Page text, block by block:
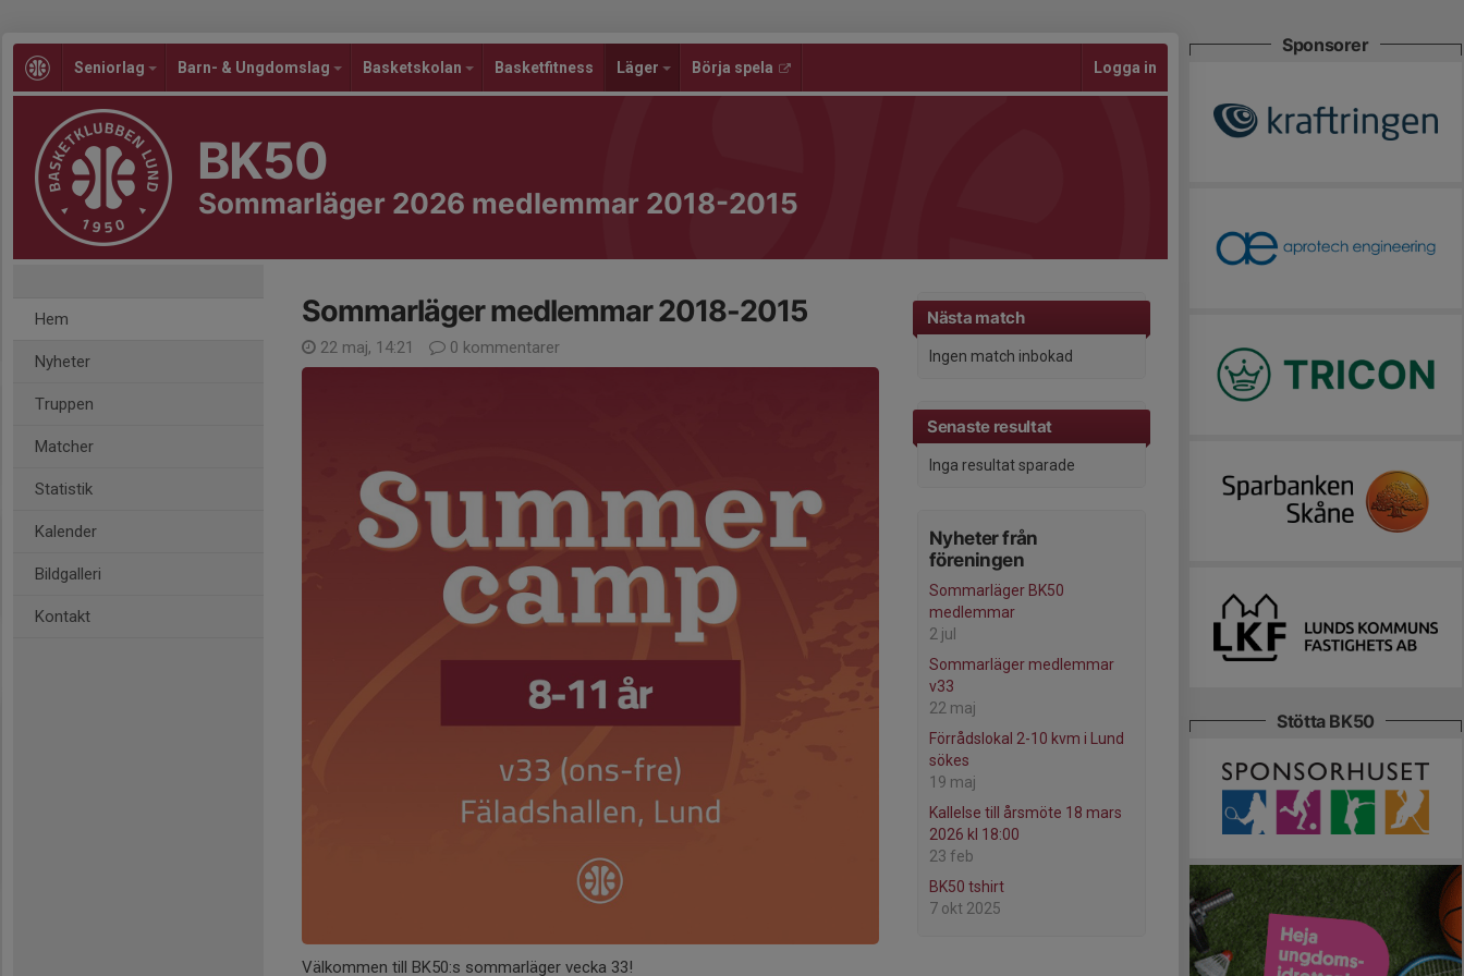
Seniorlag Barn- & Ungdomslag Basketskolan Basketfitness Läger Börja spela Logga in
BK50
Sommarläger 2026 medlemmar 2018-2015
Hem
Nyheter
Truppen
Matcher
Statistik
Kalender
Bildgalleri
Kontakt
Nästa match
Ingen match inbokad
Senaste resultat
Inga resultat sparade
Nyheter från
föreningen
Sommarläger BK50
medlemmar
2 jul
Sommarläger medlemmar
v33
22 maj
Förrådslokal 2-10 kvm i Lund
sökes
19 maj
Kallelse till årsmöte 18 mars
2026 kl 18:00
23 feb
BK50 tshirt
7 okt 2025
Sommarläger medlemmar 2018-2015
22 maj, 14:21 0 kommentarer
Välkommen till BK50:s sommarläger vecka 33!
Sponsorer
Stötta BK50